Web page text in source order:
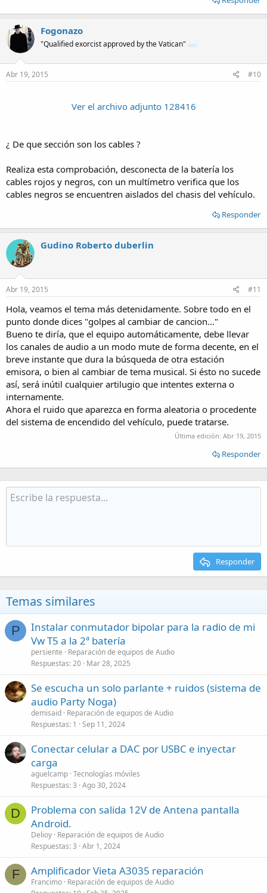
Fogonazo
"Qualified exorcist approved by the Vatican"
Abr 19, 2015 #10
Ver el archivo adjunto 128416
¿ De que sección son los cables ?
Realiza esta comprobación, desconecta de la batería los
cables rojos y negros, con un multímetro verifica que los
cables negros se encuentren aislados del chasis del vehículo.
Responder
Gudino Roberto duberlin
Abr 19, 2015 #11
Hola, veamos el tema más detenidamente. Sobre todo en el
punto donde dices "golpes al cambiar de cancion..."
Bueno te diría, que el equipo automáticamente, debe llevar
los canales de audio a un modo mute de forma decente, en el
breve instante que dura la búsqueda de otra estación
emisora, o bien al cambiar de tema musical. Si ésto no sucede
así, será inútil cualquier artilugio que intentes externa o
internamente.
Ahora el ruido que aparezca en forma aleatoria o procedente
del sistema de encendido del vehículo, puede tratarse.
Última edición: Abr 19, 2015
Responder
Responder
Temas similares
P
Instalar conmutador bipolar para la radio de mi
Vw T5 a la 2ª batería
persiente
Reparación de equipos de Audio
Respuestas 20 Mar 28, 2025
Se escucha un solo parlante + ruidos (sistema de
audio Party Noga)
demisaid Reparación de equipos de Audio
Respuestas 1 Sep 11, 2024
Conectar celular a DAC por USBC e inyectar
carga
aguelcamp Tecnologías móviles
Respuestas 3 Ago 30, 2024
D
Problema con salida 12V de Antena pantalla
Android.
Delioy Reparación de equipos de Audio
Respuestas 3 Abr 1, 2024
F Amplificador Vieta A3035 reparación
Francimo Reparación de equipos de Audio